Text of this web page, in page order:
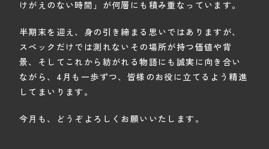
けがえのない時間」が何層にも積み重なっています。
半期末を迎え、身の引き締まる思いではありますが、
スペックだけでは測れないその場所が持つ価値や背
景、そしてこれから紡がれる物語にも誠実に向き合い
ながら、4月も一歩ずつ、皆様のお役に立てるよう精進
してまいります。
今月も、どうぞよろしくお願いいたします。